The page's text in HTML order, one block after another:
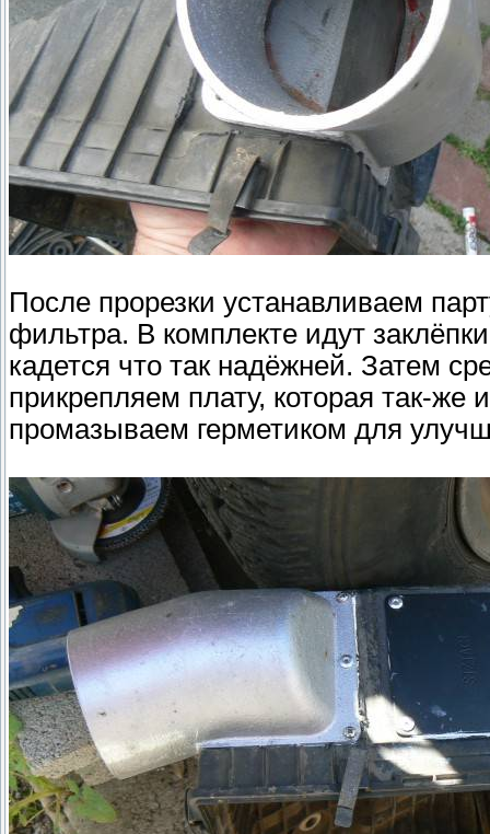
После прорезки устанавливаем
фильтра. В комплекте идут
кадется что так надёжней. Затем
прикрепляем плату, которая так-же
промазываем герметиком для